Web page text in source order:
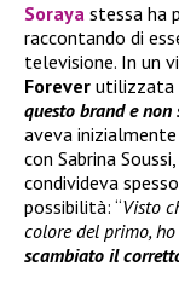
Soraya stessa ha
raccontando di
televisione. In un
Forever utilizzata
questo brand e
aveva
con Sabrina
condivideva
possibilità: “Visto
colore del primo, ho
scambiato il